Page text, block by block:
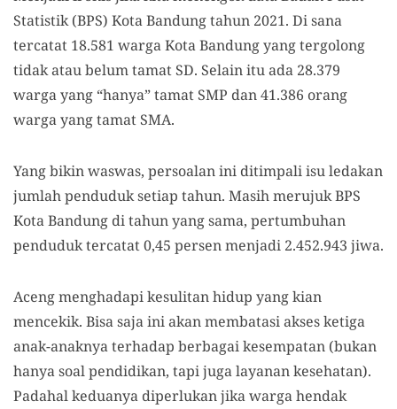
Statistik (BPS) Kota Bandung tahun 2021. Di sana
tercatat 18.581 warga Kota Bandung yang tergolong
tidak atau belum tamat SD. Selain itu ada 28.379
warga yang “hanya” tamat SMP dan 41.386 orang
warga yang tamat SMA.
Yang bikin waswas, persoalan ini ditimpali isu ledakan
jumlah penduduk setiap tahun. Masih merujuk BPS
Kota Bandung di tahun yang sama, pertumbuhan
penduduk tercatat 0,45 persen menjadi 2.452.943 jiwa.
Aceng menghadapi kesulitan hidup yang kian
mencekik. Bisa saja ini akan membatasi akses ketiga
anak-anaknya terhadap berbagai kesempatan (bukan
hanya soal pendidikan, tapi juga layanan kesehatan).
Padahal keduanya diperlukan jika warga hendak